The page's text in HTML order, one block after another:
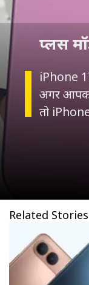
iPhone
अगर
तो
Related Stories